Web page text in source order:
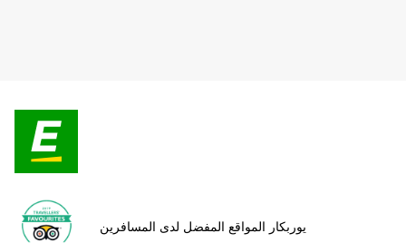
يوربكار المواقع المفضل لدى المسافرين